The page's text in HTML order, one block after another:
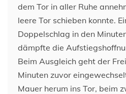
dem Tor in aller Ruhe
leere Tor schieben konnte.
Doppelschlag in den
dämpfte die
Beim Ausgleich geht der
Minuten zuvor
Mauer herum ins Tor, beim